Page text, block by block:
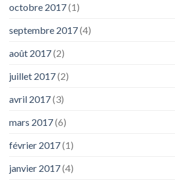
octobre 2017(1)
septembre 2017(4)
août 2017(2)
juillet 2017(2)
avril 2017(3)
mars 2017(6)
février 2017(1)
janvier 2017(4)